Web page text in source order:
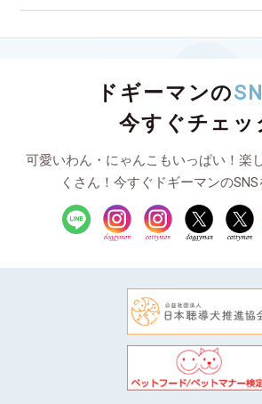
ドギーマンの
今すぐチェッ
可愛いわん・にゃんこもいっぱい！楽
くさん！今すぐドギーマンのSNS